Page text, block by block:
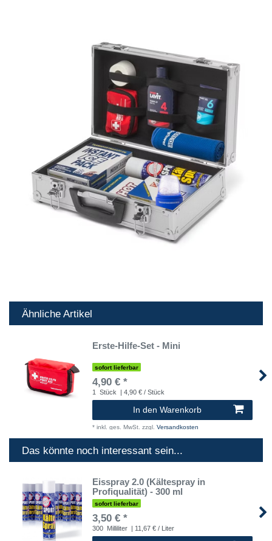
Ähnliche Artikel
Erste-Hilfe-Set - Mini
sofort lieferbar
4,90 € *
1 Stück | 4,90 € / Stück
In den Warenkorb
* inkl. ges. MwSt. zzgl. Versandkosten
Das könnte noch interessant sein...
Eisspray 2.0 (Kältespray in
Profiqualität) - 300 ml
sofort lieferbar
3,50 € *
300 Milliliter | 11,67 € / Liter